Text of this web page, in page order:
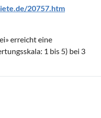
20757.htm
» erreicht eine
1 bis 5) bei 3